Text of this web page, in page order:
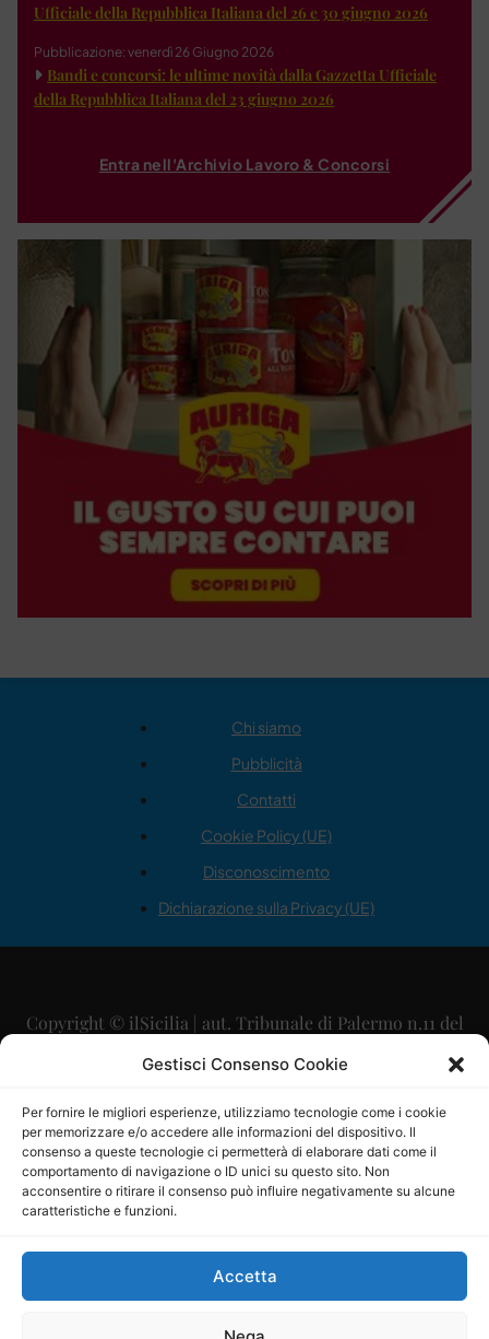
Gestisci Consenso Cookie
Per fornire le migliori esperienze, utilizziamo tecnologie come i cookie
per memorizzare e/o accedere alle informazioni del dispositivo. Il
consenso a queste tecnologie ci permetterà di elaborare dati come il
comportamento di navigazione o ID unici su questo sito. Non
acconsentire o ritirare il consenso può influire negativamente su alcune
caratteristiche e funzioni.
Accetta
Ufficiale della Repubblica Italiana del 26 e 30 giugno 2026
Pubblicazione: venerdì 26 Giugno 2026
Bandi e concorsi: le ultime novità dalla Gazzetta Ufficiale
della Repubblica Italiana del 23 giugno 2026
Entra nell'Archivio Lavoro & Concorsi
Chi siamo
Pubblicità
Contatti
Cookie Policy (UE)
Disconoscimento
Dichiarazione sulla Privacy (UE)
Copyright © ilSicilia | aut. Tribunale di Palermo n.11 del
29/09/2015
Direttore Editoriale: Maurizio Scaglione
Direttore Responsabile: Maria Calabrese
P.IVA: 06334930820
Mercurio Comunicazione Società Cooperativa a r.l. è
iscritta al Registro degli Operatori di Comunicazione al